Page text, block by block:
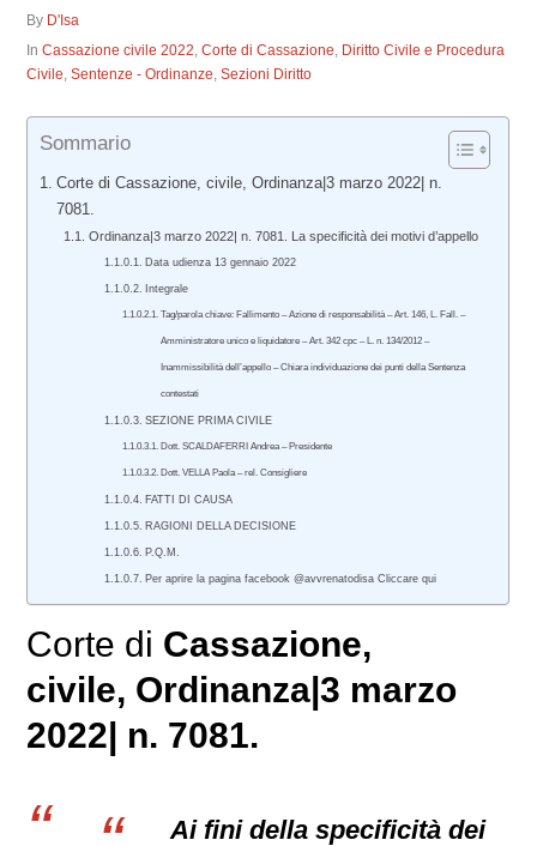
By D'Isa
InCassazione civile 2022,Corte di Cassazione, Diritto Civile e Procedura
Civile,Sentenze - Ordinanze,Sezioni Diritto
Sommario
Corte di Cassazione, civile, Ordinanza|3 marzo 2022| n.
7081.
Ordinanza|3 marzo 2022| n. 7081. La specificità dei motivi d’appello
Data udienza 13 gennaio 2022
Integrale
Tag/parola chiave: Fallimento – Azione di responsabilità – Art. 146, L. Fall. –
Amministratore unico e liquidatore – Art. 342 cpc – L. n. 134/2012 –
Inammissibilità dell’appello – Chiara individuazione dei punti della Sentenza
contestati
SEZIONE PRIMA CIVILE
Dott. SCALDAFERRI Andrea – Presidente
Dott. VELLA Paola – rel. Consigliere
FATTI DI CAUSA
RAGIONI DELLA DECISIONE
P.Q.M.
Per aprire la pagina facebook @avvrenatodisa Cliccare qui
Corte di Cassazione,
civile, Ordinanza|3 marzo
2022| n. 7081.
Ai fini della specificità dei